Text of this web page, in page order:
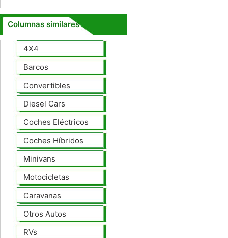
Columnas similares
4X4
Barcos
Convertibles
Diesel Cars
Coches Eléctricos
Coches Híbridos
Minivans
Motocicletas
Caravanas
Otros Autos
RVs